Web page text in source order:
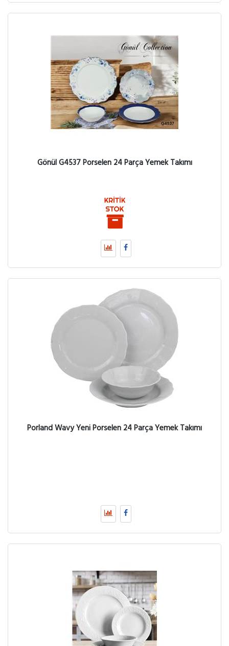
Gönül G4537 Porselen 24 Parça Yemek Takımı
Porland Wavy Yeni Porselen 24 Parça Yemek Takımı